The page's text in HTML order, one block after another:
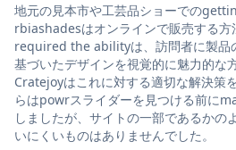
地元の見本市や工芸品ショーでの
rbiashadesはオンラインで販売する方
required the abilityは、訪問者に製品
基づいたデザインを視覚的に魅力的な
Cratejoyはこれに対する適切な解決策
らはpowrスライダーを見つける前に
しましたが、サイトの一部であるかの
いにくいものはありませんでした。